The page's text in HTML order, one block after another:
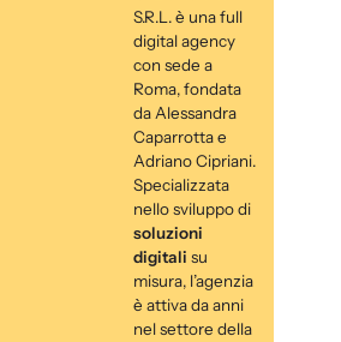
S.R.L. è una full
digital agency
con sede a
Roma, fondata
da Alessandra
Caparrotta e
Adriano Cipriani.
Specializzata
nello sviluppo di
soluzioni
digitali su
misura, l’agenzia
è attiva da anni
nel settore della